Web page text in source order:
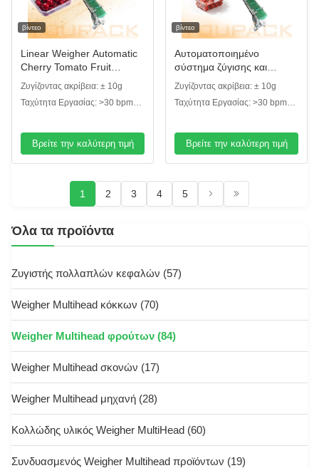
βίντεο
Linear Weigher Automatic
Cherry Tomato Fruit
Bickaging Line
στεγανοποίησης με
σύστημα ζύγισης υψηλής
Ζυγίζοντας ακρίβεια: ± 10g
Ταχύτητα Εργασίας: >30 bpm
Βρείτε την καλύτερη τιμή
βίντεο
Αυτοματοποιημένο
σύστημα ζύγισης και
συσκευασίας υψηλής
απόδοσης για ντοματίνια
και μικρά φρούτα
Ζυγίζοντας ακρίβεια: ± 10g
Ταχύτητα Εργασίας: >30 bpm
Βρείτε την καλύτερη τιμή
1 2 3 4 5
Όλα τα προϊόντα
Ζυγιστής πολλαπλών κεφαλών (57)
Weigher Multihead κόκκων (70)
Weigher Multihead φρούτων (84)
Weigher Multihead σκονών (17)
Weigher Multihead μηχανή (28)
Κολλώδης υλικός Weigher MultiHead (60)
Συνδυασμενός Weigher Multihead προϊόντων (19)